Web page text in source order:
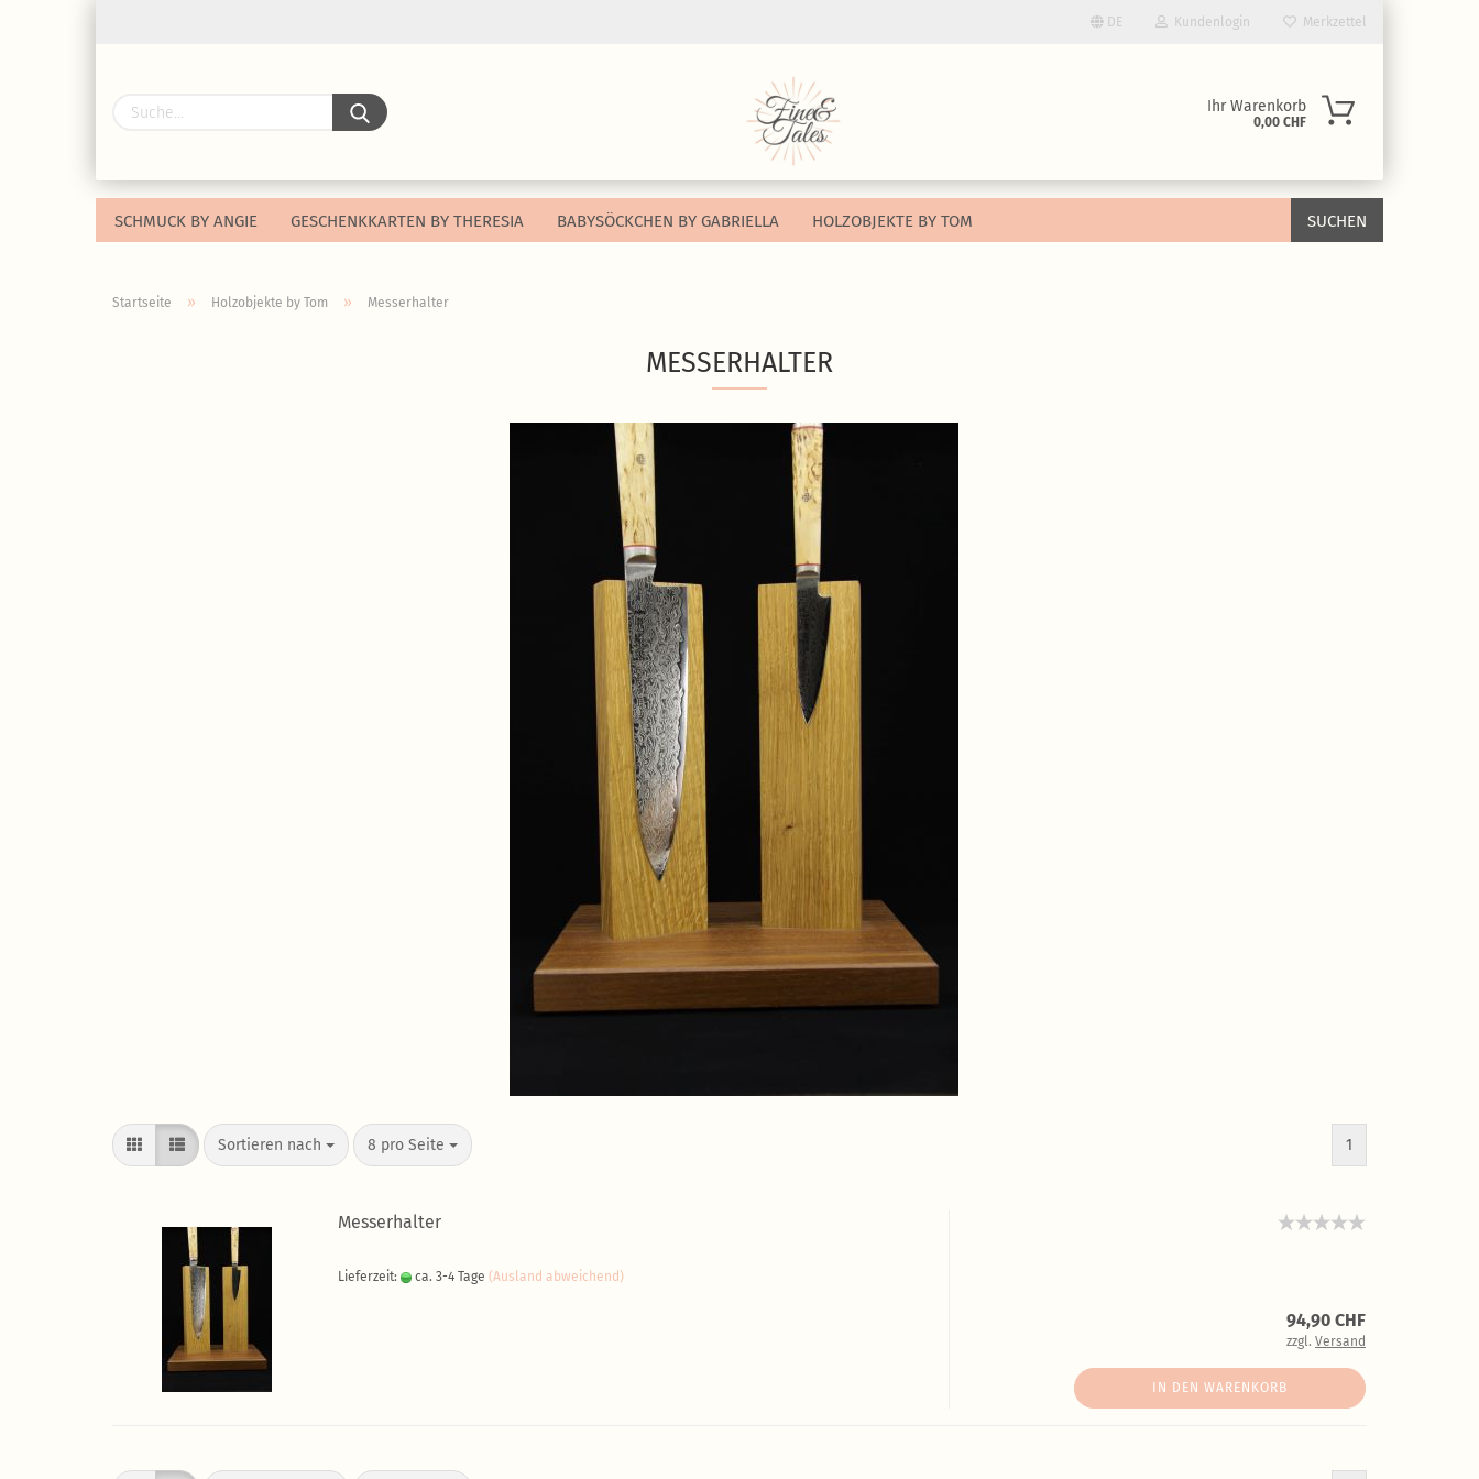
DE
Lieferland
Kundenlogin Merkzettel
Ihr Warenkorb
0,00 CHF
SCHMUCK BY ANGIE GESCHENKKARTEN BY THERESIA BABYSÖCKCHEN BY GABRIELLA HOLZOBJEKTE BY TOM SUCHEN
Startseite » Holzobjekte by Tom » Messerhalter
MESSERHALTER
Sortieren nach 8 pro Seite 1
Messerhalter
Lieferzeit: ca. 3-4 Tage (Ausland abweichend)
94,90 CHF
zzgl. Versand
IN DEN WARENKORB